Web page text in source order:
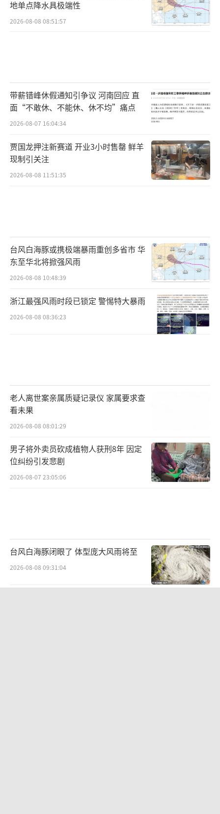
地单点降水具极端性
2026-08-08 08:51:57
带薪错峰休假通知引争议 河南回应 直
面“不敢休、不能休、休不均”痛点
2026-08-07 16:04:34
贾国龙押注新赛道 开业3小时售罄 鲜羊
现制引关注
2026-08-08 11:51:35
台风白海豚或携极端暴雨重创多省市 华
东至华北将掀强风雨
2026-08-08 10:48:39
浙江最强风雨时段已锁定 警惕特大暴雨
2026-08-08 08:36:23
老人离世案亲属质疑记录仪 家属要求查
看未果
2026-08-08 08:01:29
男子将外卖员砍成植物人获刑8年 因定
位纠纷引发悲剧
2026-08-07 23:05:06
台风白海豚闭眼了 体型庞大风雨将至
2026-08-08 09:31:04